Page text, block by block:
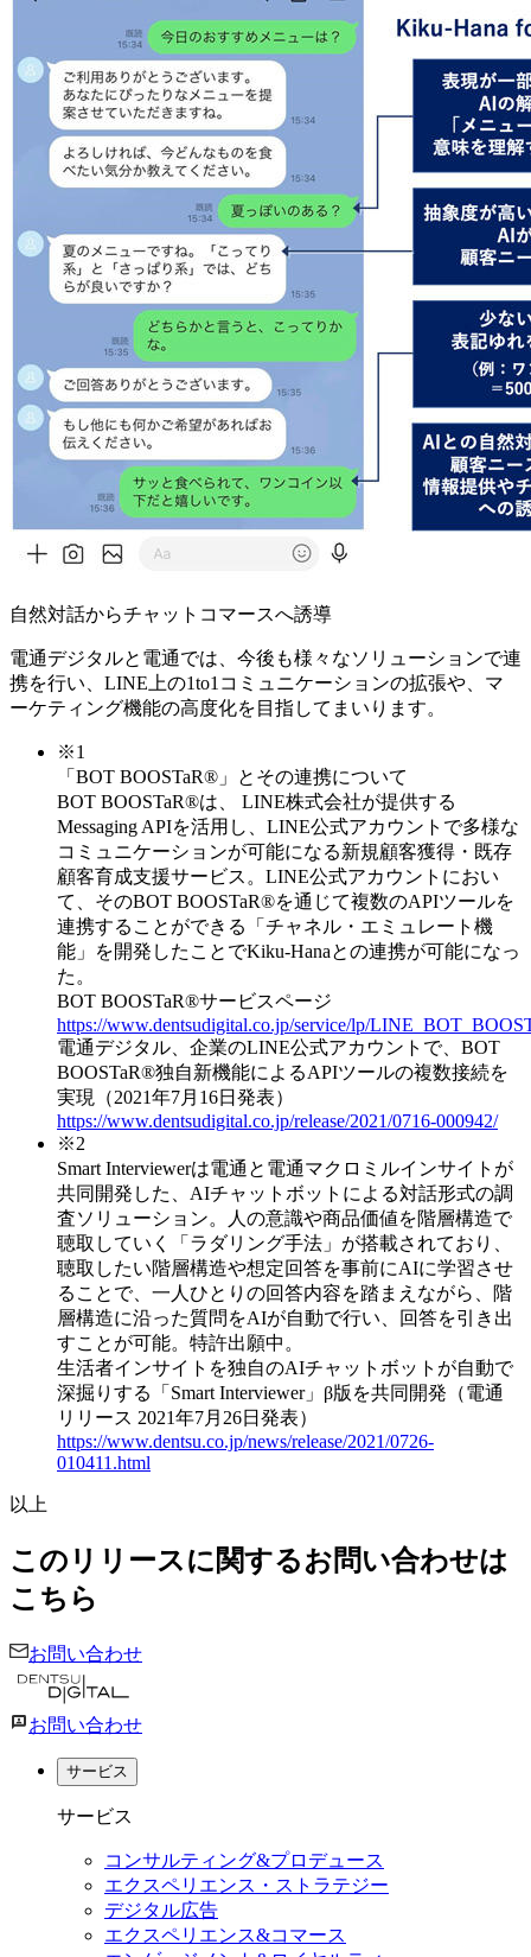
自然対話からチャットコマースへ誘導
電通デジタルと電通では、今後も様々なソリューションで連
携を行い、LINE上の1to1コミュニケーションの拡張や、マ
ーケティング機能の高度化を目指してまいります。
※1
「BOT BOOSTaR®」とその連携について
BOT BOOSTaR®は、 LINE株式会社が提供する
Messaging APIを活用し、LINE公式アカウントで多様な
コミュニケーションが可能になる新規顧客獲得・既存
顧客育成支援サービス。LINE公式アカウントにおい
て、そのBOT BOOSTaR®を通じて複数のAPIツールを
連携することができる「チャネル・エミュレート機
能」を開発したことでKiku-Hanaとの連携が可能になっ
た。
BOT BOOSTaR®サービスページ
https://www.dentsudigital.co.jp/service/lp/
電通デジタル、企業のLINE公式アカウントで、BOT
BOOSTaR®独自新機能によるAPIツールの複数接続を
実現（2021年7月16日発表）
https://www.dentsudigital.co.jp/release/2021/0716-000942/
※2
Smart Interviewerは電通と電通マクロミルインサイトが
共同開発した、AIチャットボットによる対話形式の調
査ソリューション。人の意識や商品価値を階層構造で
聴取していく「ラダリング手法」が搭載されており、
聴取したい階層構造や想定回答を事前にAIに学習させ
ることで、一人ひとりの回答内容を踏まえながら、階
層構造に沿った質問をAIが自動で行い、回答を引き出
すことが可能。特許出願中。
生活者インサイトを独自のAIチャットボットが自動で
深掘りする「Smart Interviewer」β版を共同開発（電通
リリース 2021年7月26日発表）
https://www.dentsu.co.jp/news/release/2021/0726-
010411.html
以上
このリリースに関するお問い合わせは
こちら
お問い合わせ
お問い合わせ
サービス
サービス
コンサルティング&プロデュース
エクスペリエンス・ストラテジー
デジタル広告
エクスペリエンス&コマース